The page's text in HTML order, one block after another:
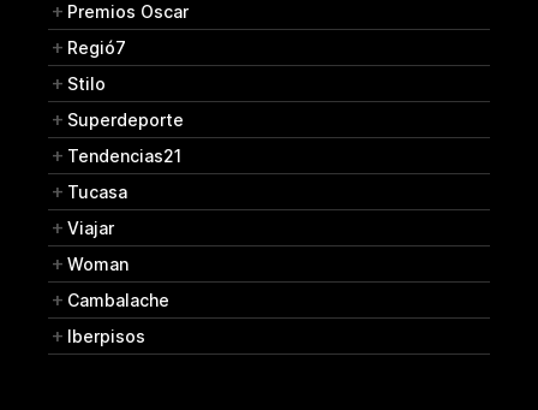
Premios Oscar
Regió7
Stilo
Superdeporte
Tendencias21
Tucasa
Viajar
Woman
Cambalache
Iberpisos